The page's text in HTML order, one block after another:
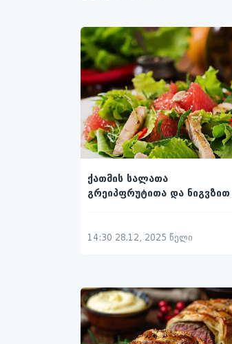
ქათმის სალათა
გრეიპფრუტითა და ნიგვზით
14:30 28.12, 2025 წელი